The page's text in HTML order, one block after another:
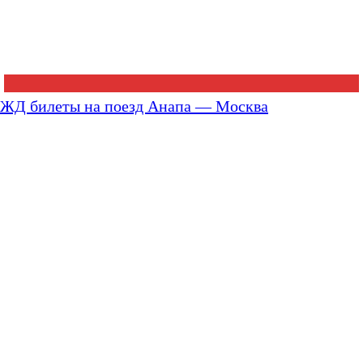
ЖД билеты на поезд Анапа — Москва